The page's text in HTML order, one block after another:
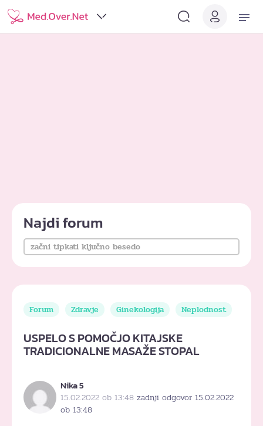
Najdi forum
Forum Zdravje Ginekologija Neplodnost
USPELO S POMOČJO KITAJSKE
TRADICIONALNE MASAŽE STOPAL
Nika 5
15.02.2022 ob 13:48 zadnji odgovor 15.02.2022
ob 13:48